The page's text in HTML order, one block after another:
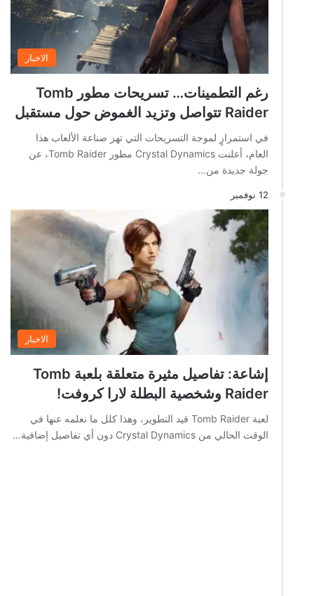
الاخبار
رغم التطمينات… تسريحات مطور Tomb
Raider تتواصل وتزيد الغموض حول مستقبل
في استمرارٍ لموجة التسريحات التي تهز صناعة الألعاب هذا
العام، أعلنت Crystal Dynamics مطور Tomb Raider، عن
جولة جديدة من…
12 نوفمبر
الاخبار
إشاعة: تفاصيل مثيرة متعلقة بلعبة Tomb
Raider وشخصية البطلة لارا كروفت!
لعبة Tomb Raider قيد التطوير، وهذا كلل ما نعلمه عنها في
الوقت الحالي من Crystal Dynamics دون أي تفاصيل إضافية…